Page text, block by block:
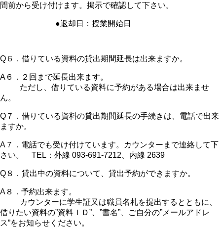
間前から受け付けます。掲示で確認して下さい。
●返却日：授業開始日
Q６．借りている資料の貸出期間延長は出来ますか。
A６．２回まで延長出来ます。
ただし、借りている資料に予約がある場合は出来ませ
ん。
Q７．借りている資料の貸出期間延長の手続きは、電話で出来
ますか。
A７．電話でも受け付けています。カウンターまで連絡して下
さい。 TEL：外線 093-691-7212、内線 2639
Q８．貸出中の資料について、貸出予約ができますか。
A８．予約出来ます。
カウンターに学生証又は職員名札を提出するとともに、
借りたい資料の”資料ＩＤ”、”書名”、ご自分の”メールアドレ
ス”をお知らせください。